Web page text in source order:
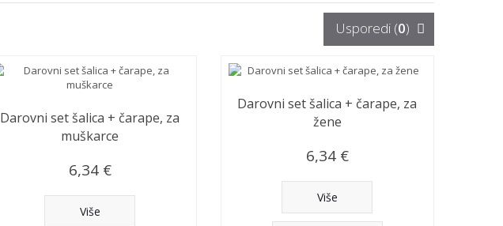
Usporedi (0)
Darovni set šalica + čarape, za
muškarce
6,34 €
Više
Darovni set šalica + čarape, za
žene
6,34 €
Više